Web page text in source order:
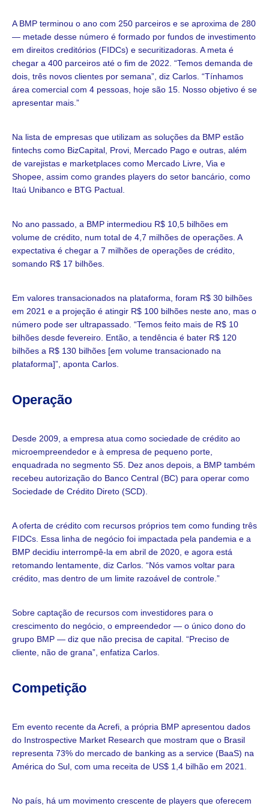
A BMP terminou o ano com 250 parceiros e se aproxima de 280
— metade desse número é formado por fundos de investimento
em direitos creditórios (FIDCs) e securitizadoras. A meta é
chegar a 400 parceiros até o fim de 2022. “Temos demanda de
dois, três novos clientes por semana”, diz Carlos. “Tínhamos
área comercial com 4 pessoas, hoje são 15. Nosso objetivo é se
apresentar mais.”
Na lista de empresas que utilizam as soluções da BMP estão
fintechs como BizCapital, Provi, Mercado Pago e outras, além
de varejistas e marketplaces como Mercado Livre, Via e
Shopee, assim como grandes players do setor bancário, como
Itaú Unibanco e BTG Pactual.
No ano passado, a BMP intermediou R$ 10,5 bilhões em
volume de crédito, num total de 4,7 milhões de operações. A
expectativa é chegar a 7 milhões de operações de crédito,
somando R$ 17 bilhões.
Em valores transacionados na plataforma, foram R$ 30 bilhões
em 2021 e a projeção é atingir R$ 100 bilhões neste ano, mas o
número pode ser ultrapassado. “Temos feito mais de R$ 10
bilhões desde fevereiro. Então, a tendência é bater R$ 120
bilhões a R$ 130 bilhões [em volume transacionado na
plataforma]”, aponta Carlos.
Operação
Desde 2009, a empresa atua como sociedade de crédito ao
microempreendedor e à empresa de pequeno porte,
enquadrada no segmento S5. Dez anos depois, a BMP também
recebeu autorização do Banco Central (BC) para operar como
Sociedade de Crédito Direto (SCD).
A oferta de crédito com recursos próprios tem como funding três
FIDCs. Essa linha de negócio foi impactada pela pandemia e a
BMP decidiu interrompê-la em abril de 2020, e agora está
retomando lentamente, diz Carlos. “Nós vamos voltar para
crédito, mas dentro de um limite razoável de controle.”
Sobre captação de recursos com investidores para o
crescimento do negócio, o empreendedor — o único dono do
grupo BMP — diz que não precisa de capital. “Preciso de
cliente, não de grana”, enfatiza Carlos.
Competição
Em evento recente da Acrefi, a própria BMP apresentou dados
do Instrospective Market Research que mostram que o Brasil
representa 73% do mercado de banking as a service (BaaS) na
América do Sul, com uma receita de US$ 1,4 bilhão em 2021.
No país, há um movimento crescente de players que oferecem